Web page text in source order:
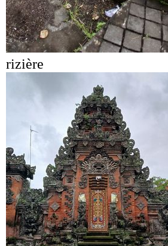
rizière